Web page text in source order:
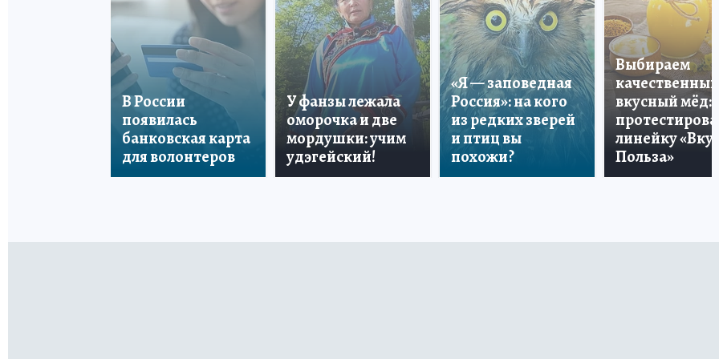
В России
появилась
банковская карта
для волонтеров
У фанзы лежала
оморочка и две
мордушки: учим
удэгейский!
«Я — заповедная
Россия»: на кого
из редких зверей
и птиц вы
похожи?
Выбираем
качественный
вкусный мёд:
линейку «Вкус
Польза»